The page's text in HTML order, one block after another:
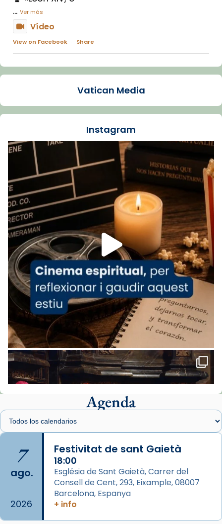
... Ver más
Vídeo
View on Facebook · Share
Arquebisbat de Barcelona
La Carmina va patir depressió. Fa gairebé
dos mesos, a l'Estadi Lluís Companys, la
Recupera l'entrevista comp
Vatican
tican News 👇
www.vaticannews.va/es/iglesia/news/2026-
07/carmina-historia-depresion-papa-viaje-
espana-testimoni...
Foto
View on Facebook · Share
Arquebisbat de Barcelona
1 week ago
«Avui les santes Juliana i Semproniana ens
ajuden a alçar la mirada»
Mons. Sergi Gordo, bisbe de Tortosa, ha
presidit aquest 27 de juliol la missa de Les
Santes de Mataró.
🔗tinyurl.com/cvu5jmbk
📸 J. Merino
is at Catedral
de Barcelona.
2 weeks ago
Aquest dilluns, 27 de juliol, ha tingut lloc la
missa d’acció de gràcies en agraïment al
comitè organitzador de la visita apostòlica
Vatican Media
Instagram
Agenda
7
ago.
2026
Festivitat de sant Gaietà
18:00
Església de Sant Gaietà, Carrer del
Consell de Cent, 293, Eixample, 08007
Barcelona, Espanya
+ info